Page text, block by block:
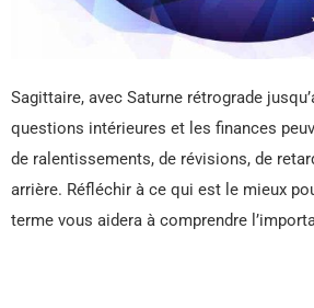
Sagittaire, avec Saturne rétrograde
questions intérieures et les finances
de ralentissements, de révisions, de
arrière. Réfléchir à ce qui est le mieux
terme vous aidera à comprendre